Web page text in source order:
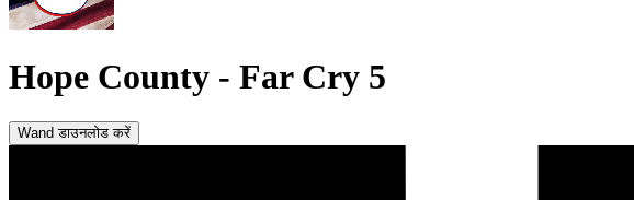
Hope County - Far Cry 5
Wand डाउनलोड करें